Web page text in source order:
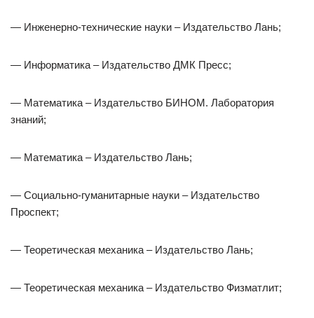
— Инженерно-технические науки – Издательство Лань;
— Информатика – Издательство ДМК Пресс;
— Математика – Издательство БИНОМ. Лаборатория
знаний;
— Математика – Издательство Лань;
— Социально-гуманитарные науки – Издательство
Проспект;
— Теоретическая механика – Издательство Лань;
— Теоретическая механика – Издательство Физматлит;